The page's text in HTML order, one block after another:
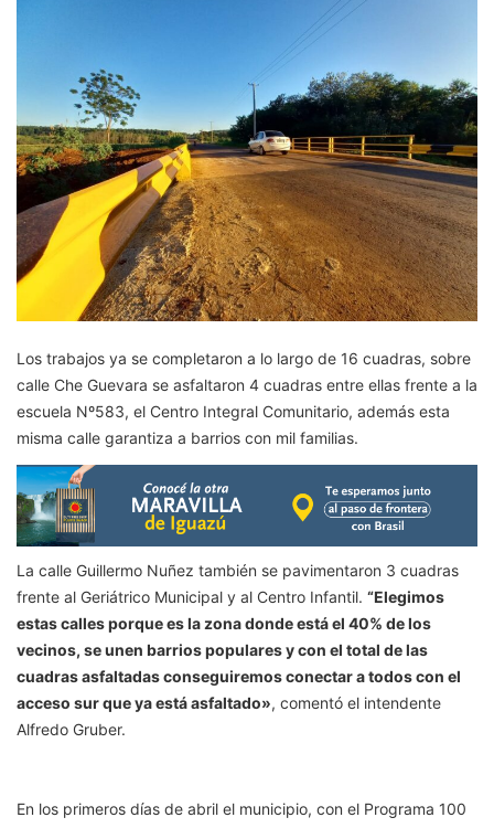
Los trabajos ya se completaron a lo largo de 16 cuadras, sobre
calle Che Guevara se asfaltaron 4 cuadras entre ellas frente a la
escuela Nº583, el Centro Integral Comunitario, además esta
misma calle garantiza a barrios con mil familias.
La calle Guillermo Nuñez también se pavimentaron 3 cuadras
frente al Geriátrico Municipal y al Centro Infantil. “Elegimos
estas calles porque es la zona donde está el 40% de los
vecinos, se unen barrios populares y con el total de las
cuadras asfaltadas conseguiremos conectar a todos con el
acceso sur que ya está asfaltado», comentó el intendente
Alfredo Gruber.
En los primeros días de abril el municipio, con el Programa 100